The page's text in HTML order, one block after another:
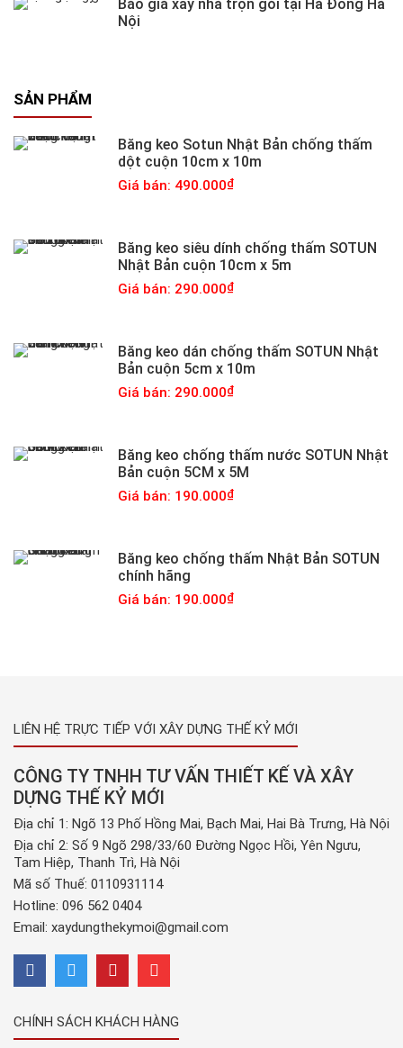
Báo giá xây nhà trọn gói tại Hà Đông Hà
Nội
SẢN PHẨM
Băng keo Sotun Nhật Bản chống thấm
dột cuộn 10cm x 10m
Giá bán: 490.000
Băng keo siêu dính chống thấm SOTUN
Nhật Bản cuộn 10cm x 5m
Giá bán: 290.000
Băng keo dán chống thấm SOTUN Nhật
Bản cuộn 5cm x 10m
Giá bán: 290.000
Băng keo chống thấm nước SOTUN Nhật
Bản cuộn 5CM x 5M
Giá bán: 190.000
Băng keo chống thấm Nhật Bản SOTUN
chính hãng
Giá bán: 190.000
LIÊN HỆ TRỰC TIẾP VỚI XÂY DỰNG THẾ KỶ MỚI
CÔNG TY TNHH TƯ VẤN THIẾT KẾ VÀ XÂY
DỰNG THẾ KỶ MỚI
Địa chỉ 1: Ngõ 13 Phố Hồng Mai, Bạch Mai, Hai Bà Trưng, Hà Nội
Địa chỉ 2: Số 9 Ngõ 298/33/60 Đường Ngọc Hồi, Yên Ngưu,
Tam Hiệp, Thanh Trì, Hà Nội
Mã số Thuế: 0110931114
Hotline: 096 562 0404
Email: xaydungthekymoi@gmail.com
CHÍNH SÁCH KHÁCH HÀNG